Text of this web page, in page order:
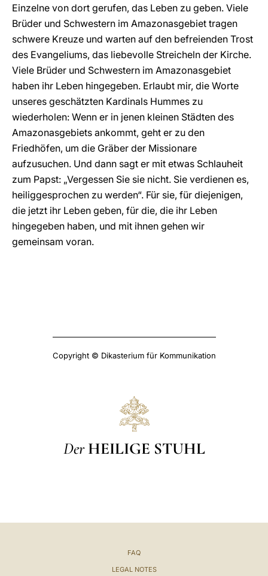
Einzelne von dort gerufen, das Leben zu geben. Viele
Brüder und Schwestern im Amazonasgebiet tragen
schwere Kreuze und warten auf den befreienden Trost
des Evangeliums, das liebevolle Streicheln der Kirche.
Viele Brüder und Schwestern im Amazonasgebiet
haben ihr Leben hingegeben. Erlaubt mir, die Worte
unseres geschätzten Kardinals Hummes zu
wiederholen: Wenn er in jenen kleinen Städten des
Amazonasgebiets ankommt, geht er zu den
Friedhöfen, um die Gräber der Missionare
aufzusuchen. Und dann sagt er mit etwas Schlauheit
zum Papst: „Vergessen Sie sie nicht. Sie verdienen es,
heiliggesprochen zu werden“. Für sie, für diejenigen,
die jetzt ihr Leben geben, für die, die ihr Leben
hingegeben haben, und mit ihnen gehen wir
gemeinsam voran.
Copyright © Dikasterium für Kommunikation
Der HEILIGE STUHL
FAQ
LEGAL NOTES